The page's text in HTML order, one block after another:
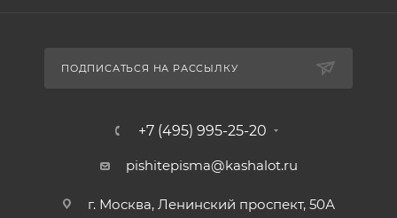
ПОДПИСАТЬСЯ НА РАССЫЛКУ
+7 (495) 995-25-20​
pishitepisma@kashalot.ru
г. Москва, Ленинский проспект, 50А​